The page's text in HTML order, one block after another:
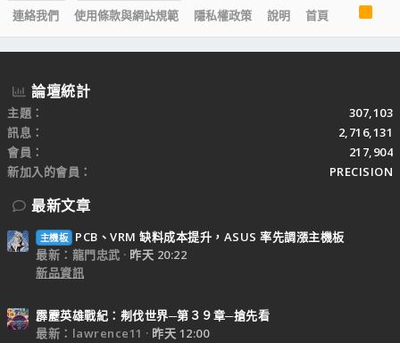
連絡我們
使用條款與網站規範 隱私權政策 說明 首頁
R
S
S
論壇統計
主題
307,103
訊息
2,716,131
會員
217,904
新加入的會員
PRECISION
最新文章
主機板
PCB、VRM 缺料成本提升，ASUS 率先調漲主機板
最新：龍門忠武
昨天 20:22
新品資訊
霹靂英雄戰紀：刜伐世界─第３９章─搶先看
最新：lawrence11
昨天 12:00